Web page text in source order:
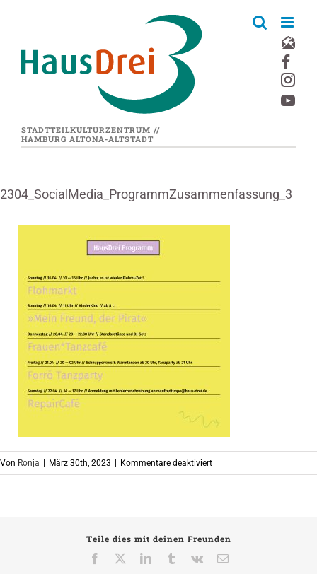
STADTTEILKULTURZENTRUM //
HAMBURG ALTONA-ALTSTADT
2304_SocialMedia_ProgrammZusammenfassung_3
Von Ronja März 30th, 2023 Kommentare deaktiviertfür
Teile dies mit deinen Freunden
Facebook
LinkedInTumblrVk
E-